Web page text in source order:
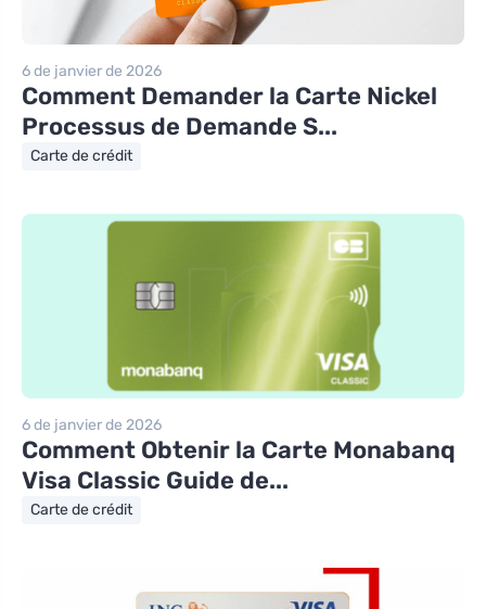
6 de janvier de 2026
Comment Demander la Carte Nickel
Processus de Demande S...
Carte de crédit
6 de janvier de 2026
Comment Obtenir la Carte Monabanq
Visa Classic Guide de...
Carte de crédit